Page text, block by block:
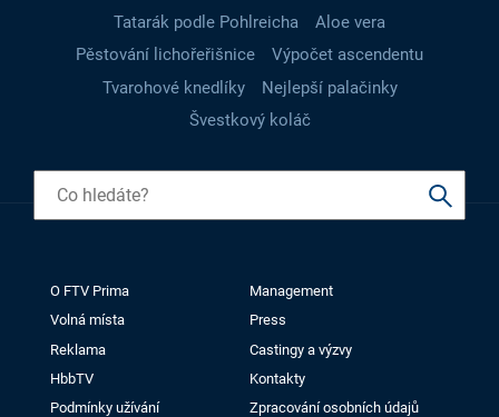
Tatarák podle Pohlreicha
Aloe vera
Pěstování lichořeřišnice
Výpočet ascendentu
Tvarohové knedlíky
Nejlepší palačinky
Švestkový koláč
O FTV Prima
Management
Volná místa
Press
Reklama
Castingy a výzvy
HbbTV
Kontakty
Podmínky užívání
Zpracování osobních údajů